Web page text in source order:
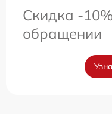
Скидка -
обращении